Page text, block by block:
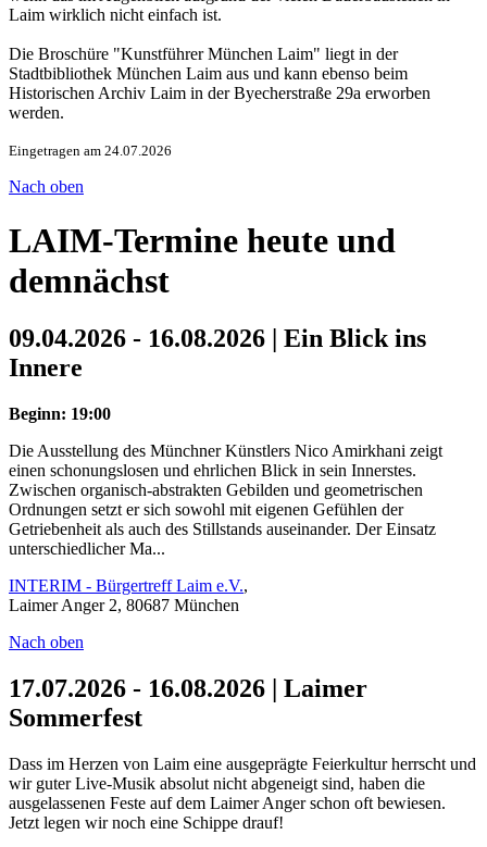
Laim wirklich nicht einfach ist.
Die Broschüre "Kunstführer München Laim" liegt in der
Stadtbibliothek München Laim aus und kann ebenso beim
Historischen Archiv Laim in der Byecherstraße 29a erworben
werden.
Eingetragen am 24.07.2026
Nach oben
LAIM-Termine heute und
demnächst
09.04.2026 - 16.08.2026 | Ein Blick ins
Innere
Beginn: 19:00
Die Ausstellung des Münchner Künstlers Nico Amirkhani zeigt
einen schonungslosen und ehrlichen Blick in sein Innerstes.
Zwischen organisch-abstrakten Gebilden und geometrischen
Ordnungen setzt er sich sowohl mit eigenen Gefühlen der
Getriebenheit als auch des Stillstands auseinander. Der Einsatz
unterschiedlicher Ma...
INTERIM - Bürgertreff Laim e.V.,
Laimer Anger 2, 80687 München
Nach oben
17.07.2026 - 16.08.2026 | Laimer
Sommerfest
Dass im Herzen von Laim eine ausgeprägte Feierkultur herrscht und
wir guter Live-Musik absolut nicht abgeneigt sind, haben die
ausgelassenen Feste auf dem Laimer Anger schon oft bewiesen.
Jetzt legen wir noch eine Schippe drauf!